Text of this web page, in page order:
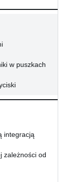
w puszkach
integracją
zależności od